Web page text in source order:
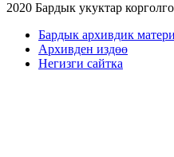
2020 Бардык укуктар
Бардык архивдик
Архивден издөө
Негизги сайтка